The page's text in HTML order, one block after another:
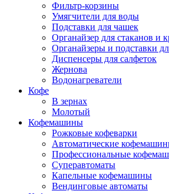
Фильтр-корзины
Умягчители для воды
Подставки для чашек
Органайзер для стаканов и
Органайзеры и подставки
Диспенсеры для салфеток
Жернова
Водонагреватели
Кофе
В зернах
Молотый
Кофемашины
Рожковые кофеварки
Автоматические
Профессиональные
Суперавтоматы
Капельные кофемашины
Вендинговые автоматы